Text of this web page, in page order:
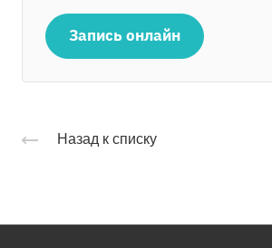
Запись онлайн
Назад к списку